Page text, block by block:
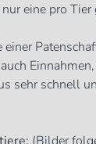
eine pro Tier
einer
sehr schnell